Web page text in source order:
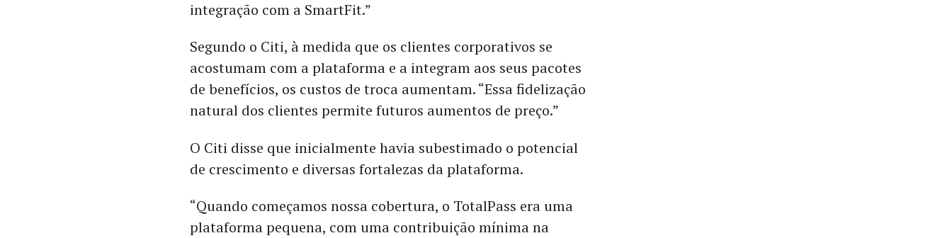
integração com a SmartFit.”
Segundo o Citi, à medida que os clientes corporativos se
acostumam com a plataforma e a integram aos seus pacotes
de benefícios, os custos de troca aumentam. “Essa fidelização
natural dos clientes permite futuros aumentos de preço.”
O Citi disse que inicialmente havia subestimado o potencial
de crescimento e diversas fortalezas da plataforma.
“Quando começamos nossa cobertura, o TotalPass era uma
plataforma pequena, com uma contribuição mínima na